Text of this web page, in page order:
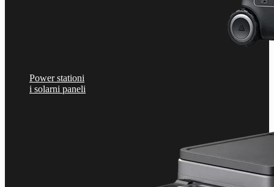
Power stationi
i solarni paneli